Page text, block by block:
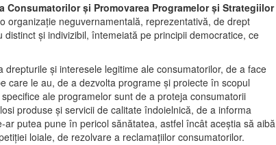
Consumatorilor şi Promovarea Programelor şi Strategiilor
organizaţie neguvernamentală, reprezentativă, de drept
şi indivizibil, întemeiată pe principii democratice, ce
drepturile şi interesele legitime ale consumatorilor, de a face
care le au, de a dezvolta programe şi proiecte în scopul
ale programelor sunt de a proteja consumatorii
produse şi servicii de calitate îndoielnică, de a informa
putea pune în pericol sănătatea, astfel încât aceştia să aibă
loiale, de rezolvare a reclamaţiilor consumatorilor.